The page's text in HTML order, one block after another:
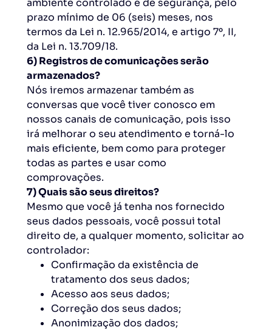
ambiente controlado e de segurança, pelo
prazo mínimo de 06 (seis) meses, nos
termos da Lei n. 12.965/2014, e artigo 7º, II,
da Lei n. 13.709/18.
6) Registros de comunicações serão
armazenados?
Nós iremos armazenar também as
conversas que você tiver conosco em
nossos canais de comunicação, pois isso
irá melhorar o seu atendimento e torná-lo
mais eficiente, bem como para proteger
todas as partes e usar como
comprovações.
7) Quais são seus direitos?
Mesmo que você já tenha nos fornecido
seus dados pessoais, você possui total
direito de, a qualquer momento, solicitar ao
controlador:
Confirmação da existência de
tratamento dos seus dados;
Acesso aos seus dados;
Correção dos seus dados;
Anonimização dos dados;